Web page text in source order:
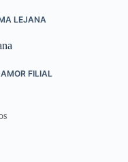
LEJANA
AMOR FILIAL